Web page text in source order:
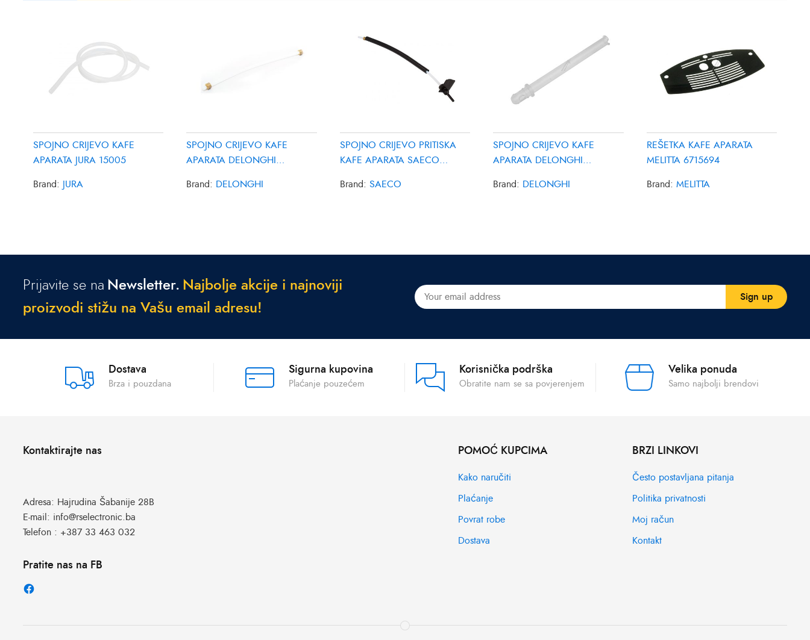
SPOJNO CRIJEVO KAFE
APARATA JURA 15005
Brand: JURA
SPOJNO CRIJEVO KAFE
APARATA DELONGHI
Brand: DELONGHI
SPOJNO CRIJEVO PRITISKA
KAFE APARATA SAECO
Brand: SAECO
SPOJNO CRIJEVO KAFE
APARATA DELONGHI
Brand: DELONGHI
REŠETKA KAFE APARATA
MELITTA 6715694
Brand: MELITTA
Prijavite se na Newsletter. Naj bo je a kcije i najnoviji
proizvod i stižu na Vašu emai ad resu!
Dostava
Brza i pouzdana
Sigurna kupovina
Plaćanje pouzećem
Korisnička podrška
Obratite nam se sa povjerenjem
Velika ponuda
Samo najbolji brendovi
Kontaktirajte nas
Adresa: Hajrudina Šabanije 28B
E-mail: info@rselectronic.ba
Telefon : +387 33 463 032
Pratite nas na FB
POMOĆ KUPCIMA
Kako naručiti
Plaćanje
Povrat robe
Dostava
BRZI LINKOVI
Često postavljana pitanja
Politika privatnosti
Moj račun
Kontakt